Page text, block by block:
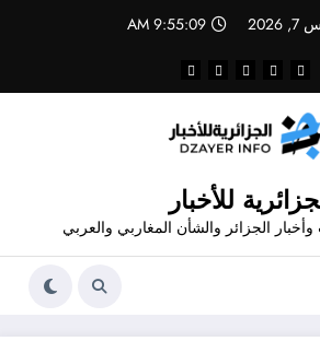
9:55:09 AM
للأخبار
الجزائر والشأن المغاربي والعربي